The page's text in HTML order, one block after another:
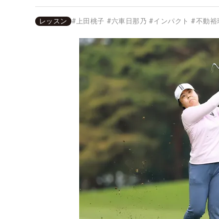
レッスン # 上田桃子 #六車日那乃 #インパクト #不動裕